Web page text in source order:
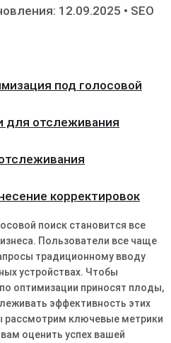
12.09.2025 • SEO
под голосовой
для отслеживания
корректировок
поиск становится все
Пользователи все чаще
традиционному вводу
устройствах. Чтобы
оптимизации приносят плоды,
эффективность этих
рассмотрим ключевые метрики
оценить успех вашей